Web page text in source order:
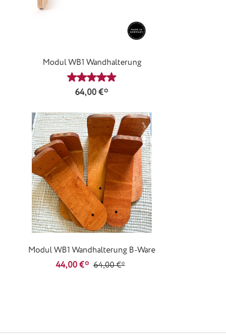
Modul WB1 Wandhalterung
Durchschnittliche Bewertung von
64,00 €*
Modul WB1 Wandhalterung B-Ware
44,00 €* 64,00 €*